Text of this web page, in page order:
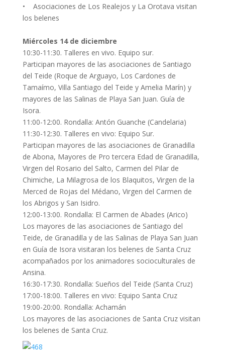
• Asociaciones de Los Realejos y La Orotava visitan
los belenes
Miércoles 14 de diciembre
10:30-11:30. Talleres en vivo. Equipo sur.
Participan mayores de las asociaciones de Santiago
del Teide (Roque de Arguayo, Los Cardones de
Tamaímo, Villa Santiago del Teide y Amelia Marín) y
mayores de las Salinas de Playa San Juan. Guía de
Isora.
11:00-12:00. Rondalla: Antón Guanche (Candelaria)
11:30-12:30. Talleres en vivo: Equipo Sur.
Participan mayores de las asociaciones de Granadilla
de Abona, Mayores de Pro tercera Edad de Granadilla,
Virgen del Rosario del Salto, Carmen del Pilar de
Chimiche, La Milagrosa de los Blaquitos, Virgen de la
Merced de Rojas del Médano, Virgen del Carmen de
los Abrigos y San Isidro.
12:00-13:00. Rondalla: El Carmen de Abades (Arico)
Los mayores de las asociaciones de Santiago del
Teide, de Granadilla y de las Salinas de Playa San Juan
en Guía de Isora visitaran los belenes de Santa Cruz
acompañados por los animadores socioculturales de
Ansina.
16:30-17:30. Rondalla: Sueños del Teide (Santa Cruz)
17:00-18:00. Talleres en vivo: Equipo Santa Cruz
19:00-20:00. Rondalla: Achamán
Los mayores de las asociaciones de Santa Cruz visitan
los belenes de Santa Cruz.